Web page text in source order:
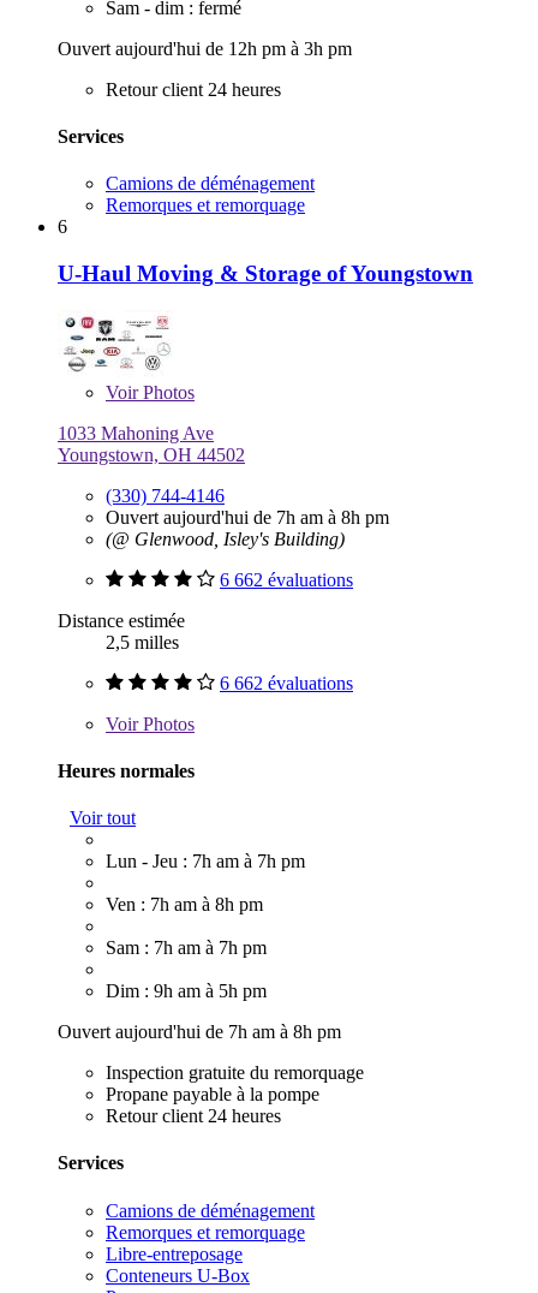
Sam - dim : fermé
Ouvert aujourd'hui de 12h pm à 3h pm
Retour client 24 heures
Services
Camions de déménagement
Remorques et remorquage
6
U-Haul Moving & Storage of Youngstown
VoirPhotos
1033 Mahoning Ave
Youngstown, OH 44502
(330) 744-4146
Ouvert aujourd'hui de 7h am à 8h pm
(@ Glenwood, Isley's Building)
6 662 évaluations
Distance estimée
2,5 milles
6 662 évaluations
VoirPhotos
Heures normales
Voir tout
Lun - Jeu : 7h am à 7h pm
Ven : 7h am à 8h pm
Sam : 7h am à 7h pm
Dim : 9h am à 5h pm
Ouvert aujourd'hui de 7h am à 8h pm
Inspection gratuite du remorquage
Propane payable à la pompe
Retour client 24 heures
Services
Camions de déménagement
Remorques et remorquage
Libre-entreposage
Conteneurs U-Box